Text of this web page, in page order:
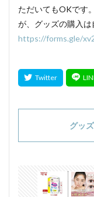
ただいてもOKです
が、グッズの購入は
https://forms.gle/
グッ